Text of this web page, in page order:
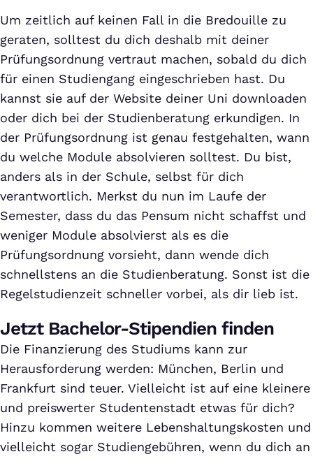
Um zeitlich auf keinen Fall in die Bredouille zu
geraten, solltest du dich deshalb mit deiner
Prüfungsordnung vertraut machen, sobald du dich
für einen Studiengang eingeschrieben hast. Du
kannst sie auf der Website deiner Uni downloaden
oder dich bei der Studienberatung erkundigen. In
der Prüfungsordnung ist genau festgehalten, wann
du welche Module absolvieren solltest. Du bist,
anders als in der Schule, selbst für dich
verantwortlich. Merkst du nun im Laufe der
Semester, dass du das Pensum nicht schaffst und
weniger Module absolvierst als es die
Prüfungsordnung vorsieht, dann wende dich
schnellstens an die Studienberatung. Sonst ist die
Regelstudienzeit schneller vorbei, als dir lieb ist.
Jetzt Bachelor-Stipendien finden
Die Finanzierung des Studiums kann zur
Herausforderung werden: München, Berlin und
Frankfurt sind teuer. Vielleicht ist auf eine kleinere
und preiswerter Studentenstadt etwas für dich?
Hinzu kommen weitere Lebenshaltungskosten und
vielleicht sogar Studiengebühren, wenn du dich an